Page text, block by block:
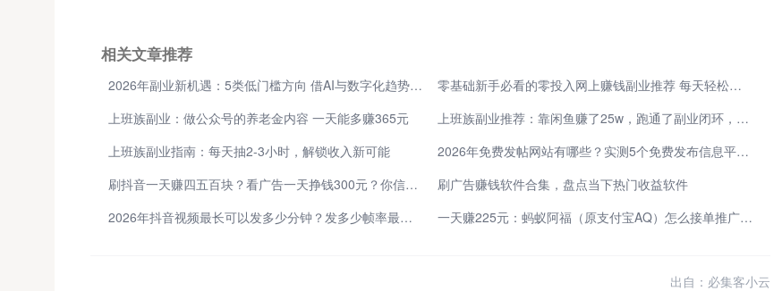
相关文章推荐
2026年副业新机遇：5类低门槛方向 借AI与数字化趋势开辟第二收入渠道
零基础新手必看的零投入网上赚钱副业推荐 每天轻松增收
上班族副业：做公众号的养老金内容 一天能多赚365元
上班族副业推荐：靠闲鱼赚了25w，跑通了副业闭环，原来普通人也能不靠工资生活
上班族副业指南：每天抽2-3小时，解锁收入新可能
2026年免费发帖网站有哪些？实测5个免费发布信息平台，高效解决各类需求！
刷抖音一天赚四五百块？看广告一天挣钱300元？你信吗？
刷广告赚钱软件合集，盘点当下热门收益软件
2026年抖音视频最长可以发多少分钟？发多少帧率最清晰？
一天赚225元：蚂蚁阿福（原支付宝AQ）怎么接单推广赚钱？除官方定向邀约外，还有必集客！
出自：必集客小云